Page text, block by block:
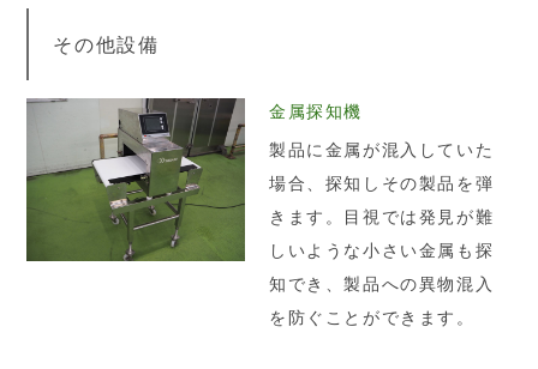
その他設備
金属探知機
製品に金属が混入していた
場合、探知しその製品を弾
きます。目視では発見が難
しいような小さい金属も探
知でき、製品への異物混入
を防ぐことができます。